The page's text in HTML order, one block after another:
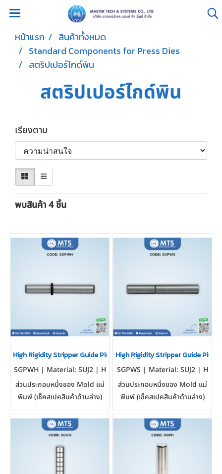
หน้าแรก
สินค้าทั้งหมด
Standard Components for Press Dies
สตริปเปอร์ไกด์พิน
สตริปเปอร์ไกด์พิน
เรียงตาม
พบสินค้า 4 ชิ้น
High Rigidity Stripper Guide Pins สตริปเปอร์ไกด์พินแบบแข็งแกร่งสูง
SGPWH | Material: SUJ2 | H
ardness: 58 HRC ~
ส่วนประกอบหนึ่งของ Mold แม่
พิมพ์ (เช็คสเปคสินค้าด้านล่าง)
High Rigidity Stripper Guide
SGPWS | Material: SUJ2 | H
ardness: 58 HRC ~
ส่วนประกอบหนึ่งของ Mold แม่
พิมพ์ (เช็คสเปคสินค้าด้านล่าง)